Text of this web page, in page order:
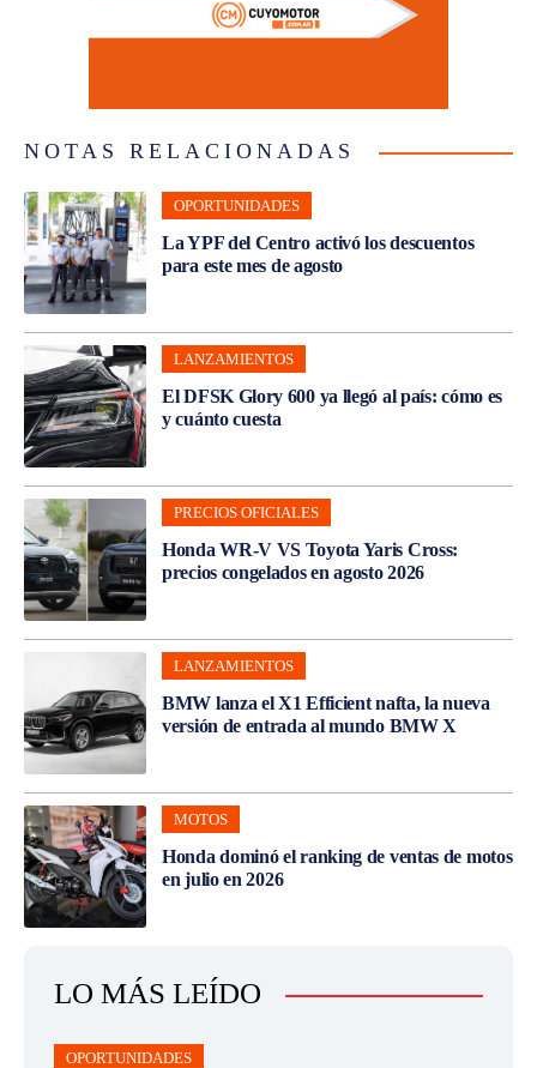
NOTAS RELACIONADAS
OPORTUNIDADES
La YPF del Centro activó los descuentos
para este mes de agosto
LANZAMIENTOS
El DFSK Glory 600 ya llegó al país: cómo es
y cuánto cuesta
PRECIOS OFICIALES
Honda WR-V VS Toyota Yaris Cross:
precios congelados en agosto 2026
LANZAMIENTOS
BMW lanza el X1 Efficient nafta, la nueva
versión de entrada al mundo BMW X
MOTOS
Honda dominó el ranking de ventas de motos
en julio en 2026
LO MÁS LEÍDO
OPORTUNIDADES